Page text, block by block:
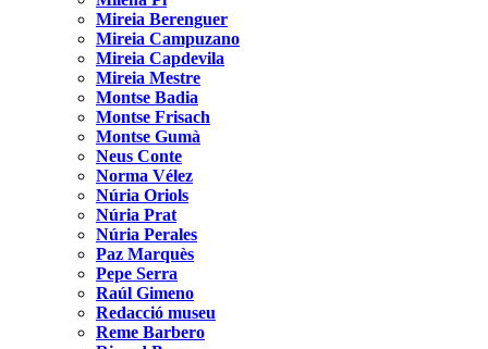
Mireia Berenguer
Mireia Campuzano
Mireia Capdevila
Mireia Mestre
Montse Badia
Montse Frisach
Montse Gumà
Neus Conte
Norma Vélez
Núria Oriols
Núria Prat
Núria Perales
Paz Marquès
Pepe Serra
Raúl Gimeno
Redacció museu
Reme Barbero